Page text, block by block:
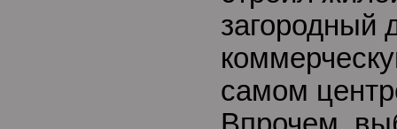
загородный
самом